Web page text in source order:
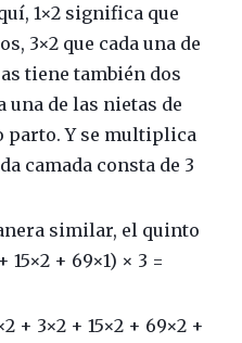
1×2 significa que
3×2 que cada una de
tiene también dos
una de las nietas de
parto. Y se multiplica
camada consta de 3
similar, el quinto
15×2 + 69×1) × 3 =
+ 3×2 + 15×2 + 69×2 +